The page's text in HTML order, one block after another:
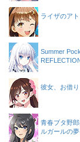
ライザのア
Summer
彼女、お借
青春ブタ野
ルガールの